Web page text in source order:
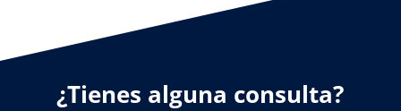
¿Tienes alguna consulta?